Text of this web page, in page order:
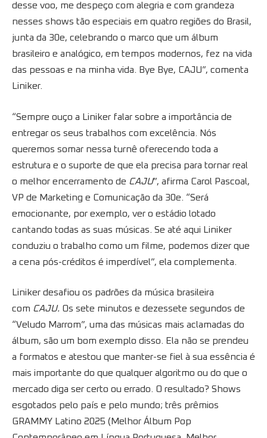
desse voo, me despeço com alegria e com grandeza
nesses shows tão especiais em quatro regiões do Brasil,
junta da 30e, celebrando o marco que um álbum
brasileiro e analógico, em tempos modernos, fez na vida
das pessoas e na minha vida. Bye Bye, CAJU”, comenta
Liniker.
“Sempre ouço a Liniker falar sobre a importância de
entregar os seus trabalhos com excelência. Nós
queremos somar nessa turnê oferecendo toda a
estrutura e o suporte de que ela precisa para tornar real
o melhor encerramento de CAJU”, afirma Carol Pascoal,
VP de Marketing e Comunicação da 30e. “Será
emocionante, por exemplo, ver o estádio lotado
cantando todas as suas músicas. Se até aqui Liniker
conduziu o trabalho como um filme, podemos dizer que
a cena pós-créditos é imperdível”, ela complementa.
Liniker desafiou os padrões da música brasileira
com CAJU. Os sete minutos e dezessete segundos de
“Veludo Marrom”, uma das músicas mais aclamadas do
álbum, são um bom exemplo disso. Ela não se prendeu
a formatos e atestou que manter-se fiel à sua essência é
mais importante do que qualquer algoritmo ou do que o
mercado diga ser certo ou errado. O resultado? Shows
esgotados pelo país e pelo mundo; três prêmios
GRAMMY Latino 2025 (Melhor Álbum Pop